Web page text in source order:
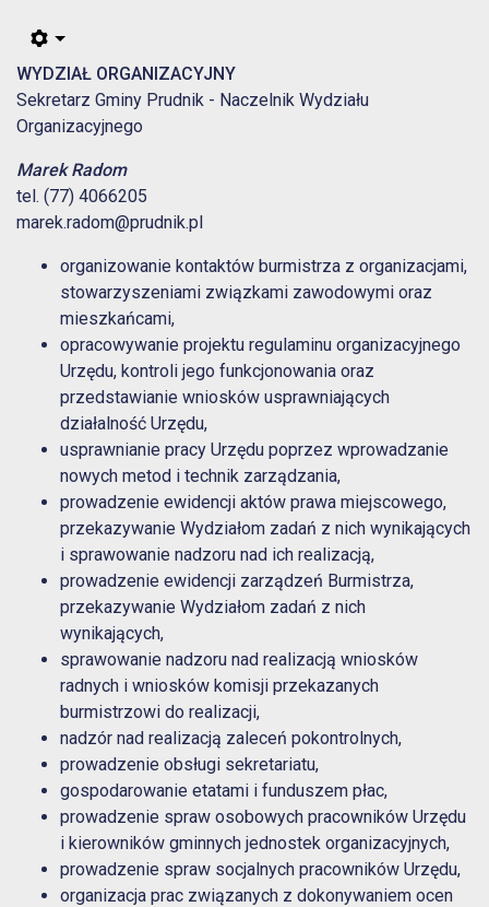
WYDZIAŁ ORGANIZACYJNY
Sekretarz Gminy Prudnik - Naczelnik Wydziału
Organizacyjnego
Marek Radom
tel. (77) 4066205
marek.radom@prudnik.pl
organizowanie kontaktów burmistrza z organizacjami,
stowarzyszeniami związkami zawodowymi oraz
mieszkańcami,
opracowywanie projektu regulaminu organizacyjnego
Urzędu, kontroli jego funkcjonowania oraz
przedstawianie wniosków usprawniających
działalność Urzędu,
usprawnianie pracy Urzędu poprzez wprowadzanie
nowych metod i technik zarządzania,
prowadzenie ewidencji aktów prawa miejscowego,
przekazywanie Wydziałom zadań z nich wynikających
i sprawowanie nadzoru nad ich realizacją,
prowadzenie ewidencji zarządzeń Burmistrza,
przekazywanie Wydziałom zadań z nich
wynikających,
sprawowanie nadzoru nad realizacją wniosków
radnych i wniosków komisji przekazanych
burmistrzowi do realizacji,
nadzór nad realizacją zaleceń pokontrolnych,
prowadzenie obsługi sekretariatu,
gospodarowanie etatami i funduszem płac,
prowadzenie spraw osobowych pracowników Urzędu
i kierowników gminnych jednostek organizacyjnych,
prowadzenie spraw socjalnych pracowników Urzędu,
organizacja prac związanych z dokonywaniem ocen